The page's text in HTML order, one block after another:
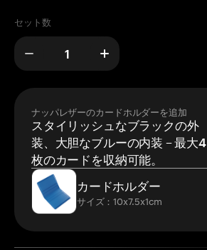
セット数
ナッパレザーのカードホルダーを追加
スタイリッシュなブラックの外
装、大胆なブルーの内装 – 最大4
枚のカードを収納可能。
カードホルダー
サイズ：10x7.5x1cm